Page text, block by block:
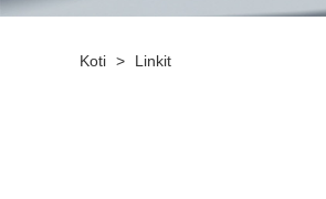
Koti > Linkit